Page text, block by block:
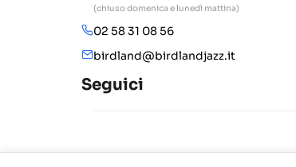
(chiuso domenica e lunedì mattina)
02 58 31 08 56
birdland@birdlandjazz.it
Seguici